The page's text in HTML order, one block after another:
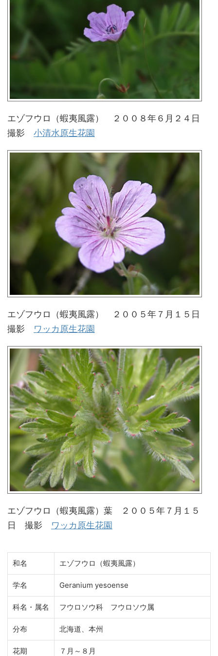
エゾフウロ（蝦夷風露） ２００８年６月２４日
撮影 小清水原生花園
エゾフウロ（蝦夷風露） ２００５年７月１５日
撮影 ワッカ原生花園
エゾフウロ（蝦夷風露）葉 ２００５年７月１５
日 撮影 ワッカ原生花園
和名 エゾフウロ（蝦夷風露）
学名 Geranium yesoense
科名・属名 フウロソウ科 フウロソウ属
分布 北海道、本州
花期 ７月～８月